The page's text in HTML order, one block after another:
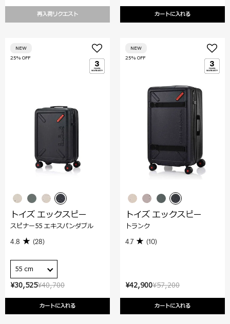
再入荷リクエスト カートに入れる
¥40,700
¥30,525
カートに入れる
25% OFF
NEW
トイズ エックスピー
スピナー55 エキスパンダブル
4.8 (28)
55 cm
¥57,200
¥42,900
カートに入れる
25% OFF
NEW
トイズ エックスピー
トランク
4.7 (10)